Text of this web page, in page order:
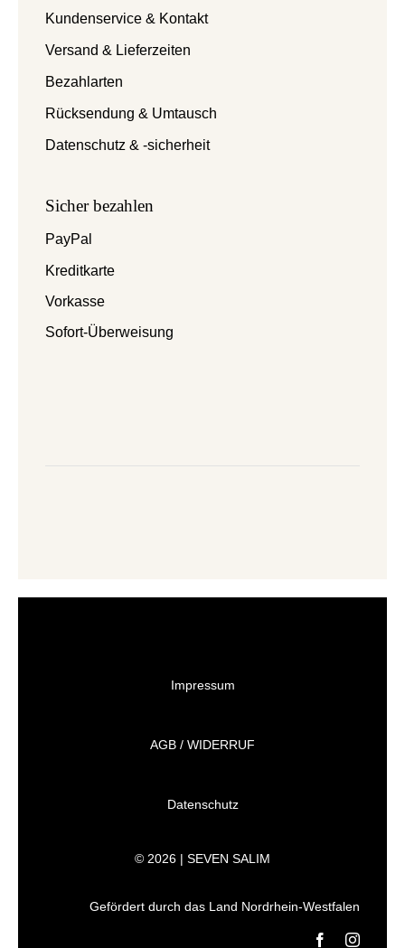
Kundenservice & Kontakt
Versand & Lieferzeiten
Bezahlarten
Rücksendung & Umtausch
Datenschutz & -sicherheit
Sicher bezahlen
PayPal
Kreditkarte
Vorkasse
Sofort-Überweisung
Impressum
AGB / WIDERRUF
Datenschutz
© 2026 | SEVEN SALIM
Gefördert durch das Land Nordrhein-Westfalen